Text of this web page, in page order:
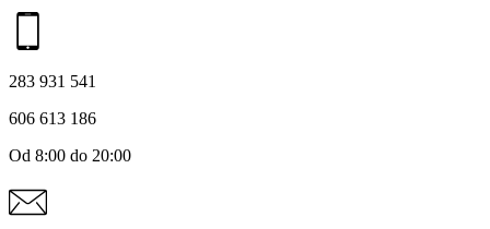
283 931 541
606 613 186
Od 8:00 do 20:00